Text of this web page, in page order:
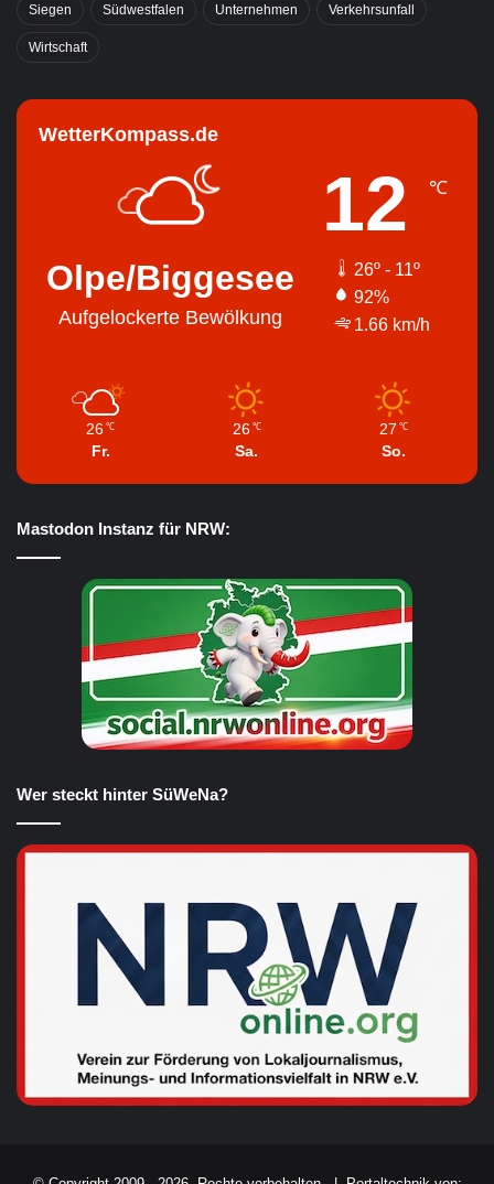
Siegen Südwestfalen Unternehmen Verkehrsunfall
Wirtschaft
WetterKompass.de
Olpe/Biggesee
Aufgelockerte Bewölkung
12 ℃
26º - 11º
92%
1.66 km/h
26 ℃
Fr.
26 ℃
Sa.
27 ℃
So.
Mastodon Instanz für NRW:
Wer steckt hinter SüWeNa?